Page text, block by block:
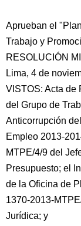
Aprueban el
Trabajo y
RESOLUCIÓN
Lima, 4 de
VISTOS: Acta de
del Grupo de
Anticorrupción
Empleo 2013-
MTPE/4/9 del
Presupuesto; el
de la Oficina de
1370-2013-
Jurídica; y